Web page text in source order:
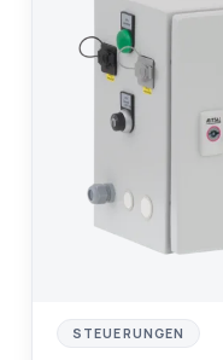
STEUERUNGEN